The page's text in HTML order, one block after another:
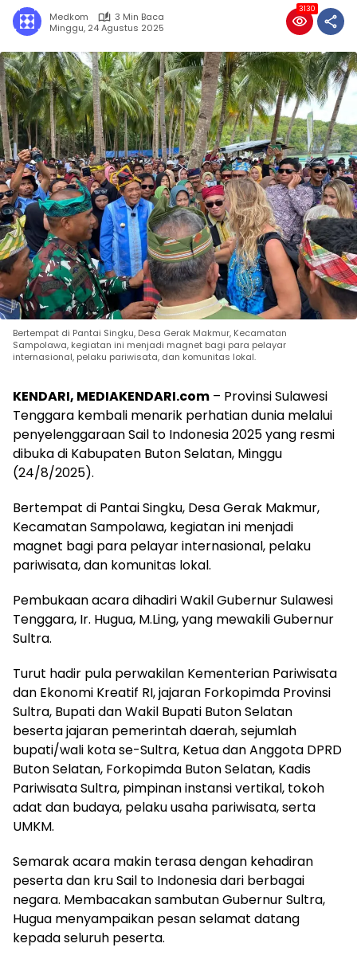
Medkom
3 Min Baca
Minggu, 24 Agustus 2025
3130
Bertempat di Pantai Singku, Desa Gerak Makmur, Kecamatan
Sampolawa, kegiatan ini menjadi magnet bagi para pelayar
internasional, pelaku pariwisata, dan komunitas lokal.
KENDARI, MEDIAKENDARI.com – Provinsi Sulawesi
Tenggara kembali menarik perhatian dunia melalui
penyelenggaraan Sail to Indonesia 2025 yang resmi
dibuka di Kabupaten Buton Selatan, Minggu
(24/8/2025).
Bertempat di Pantai Singku, Desa Gerak Makmur,
Kecamatan Sampolawa, kegiatan ini menjadi
magnet bagi para pelayar internasional, pelaku
pariwisata, dan komunitas lokal.
Pembukaan acara dihadiri Wakil Gubernur Sulawesi
Tenggara, Ir. Hugua, M.Ling, yang mewakili Gubernur
Sultra.
Turut hadir pula perwakilan Kementerian Pariwisata
dan Ekonomi Kreatif RI, jajaran Forkopimda Provinsi
Sultra, Bupati dan Wakil Bupati Buton Selatan
beserta jajaran pemerintah daerah, sejumlah
bupati/wali kota se-Sultra, Ketua dan Anggota DPRD
Buton Selatan, Forkopimda Buton Selatan, Kadis
Pariwisata Sultra, pimpinan instansi vertikal, tokoh
adat dan budaya, pelaku usaha pariwisata, serta
UMKM.
Semarak acara makin terasa dengan kehadiran
peserta dan kru Sail to Indonesia dari berbagai
negara. Membacakan sambutan Gubernur Sultra,
Hugua menyampaikan pesan selamat datang
kepada seluruh peserta.